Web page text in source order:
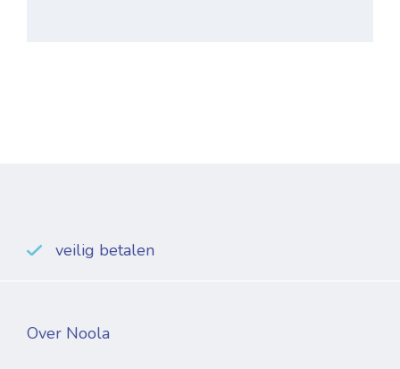
veilig betalen
Over Noola